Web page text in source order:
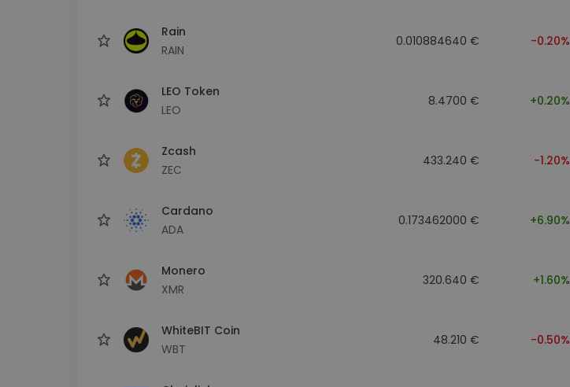
Rain
RAIN
0.010884640 € -0.20%
LEO Token
LEO
8.4700 € +0.20%
Zcash
ZEC
433.240 € -1.20%
Cardano
ADA
0.173462000 € +6.90%
Monero
XMR
320.640 € +1.60%
WhiteBIT Coin
WBT
48.210 € -0.50%